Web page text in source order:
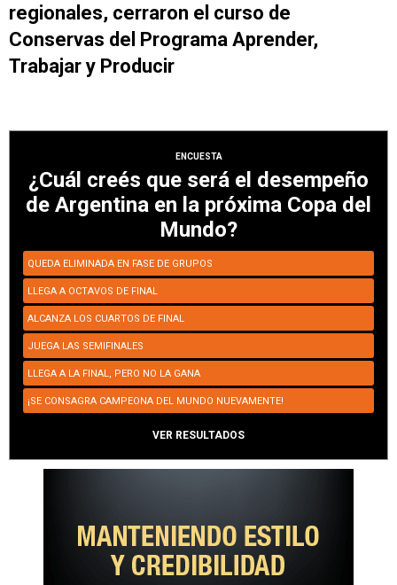
regionales, cerraron el curso de
Conservas del Programa Aprender,
Trabajar y Producir
ENCUESTA
¿Cuál creés que será el desempeño
de Argentina en la próxima Copa del
Mundo?
QUEDA ELIMINADA EN FASE DE GRUPOS
LLEGA A OCTAVOS DE FINAL
ALCANZA LOS CUARTOS DE FINAL
JUEGA LAS SEMIFINALES
LLEGA A LA FINAL, PERO NO LA GANA
¡SE CONSAGRA CAMPEONA DEL MUNDO NUEVAMENTE!
VER RESULTADOS